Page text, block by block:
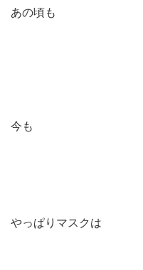
あの頃も
今も
やっぱりマスクは